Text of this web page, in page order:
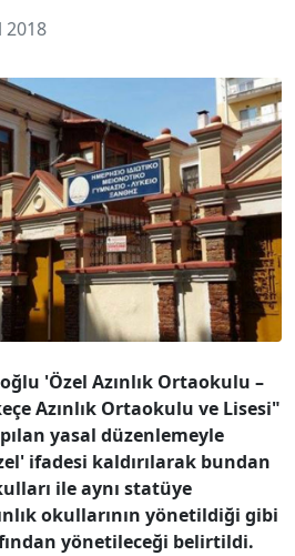
2018
'Özel Azınlık Ortaokulu –
Azınlık Ortaokulu ve Lisesi"
yasal düzenlemeyle
ifadesi kaldırılarak bundan
ile aynı statüye
okullarının yönetildiği gibi
yönetileceği belirtildi.